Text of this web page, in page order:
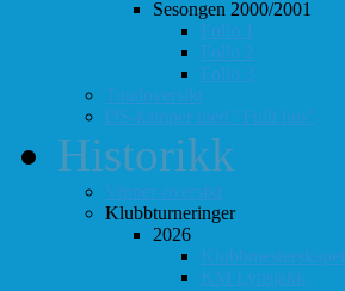
Sesongen 2000/2001
Follo 1
Follo 2
Follo 3
Totaloversikt
ØS-kamper med "Fullt hus"
Historikk
Vinner-oversikt
Klubbturneringer
2026
Klubbmesterskapet
KM Lynsjakk